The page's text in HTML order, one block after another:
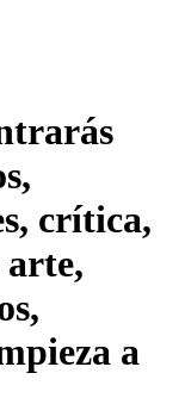
crítica,
arte,
a